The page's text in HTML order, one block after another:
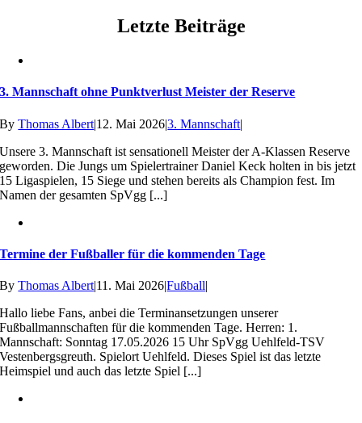
Letzte Beiträge
3. Mannschaft ohne Punktverlust Meister der Reserve
ByThomas Albert|12. Mai 2026|3. Mannschaft|
Unsere 3. Mannschaft ist sensationell Meister der A-Klassen Reserve
geworden. Die Jungs um Spielertrainer Daniel Keck holten in bis jetzt
15 Ligaspielen, 15 Siege und stehen bereits als Champion fest. Im
Namen der gesamten SpVgg [...]
Termine der Fußballer für die kommenden Tage
ByThomas Albert|11. Mai 2026|Fußball|
Hallo liebe Fans, anbei die Terminansetzungen unserer
Fußballmannschaften für die kommenden Tage. Herren: 1.
Mannschaft: Sonntag 17.05.2026 15 Uhr SpVgg Uehlfeld-TSV
Vestenbergsgreuth. Spielort Uehlfeld. Dieses Spiel ist das letzte
Heimspiel und auch das letzte Spiel [...]